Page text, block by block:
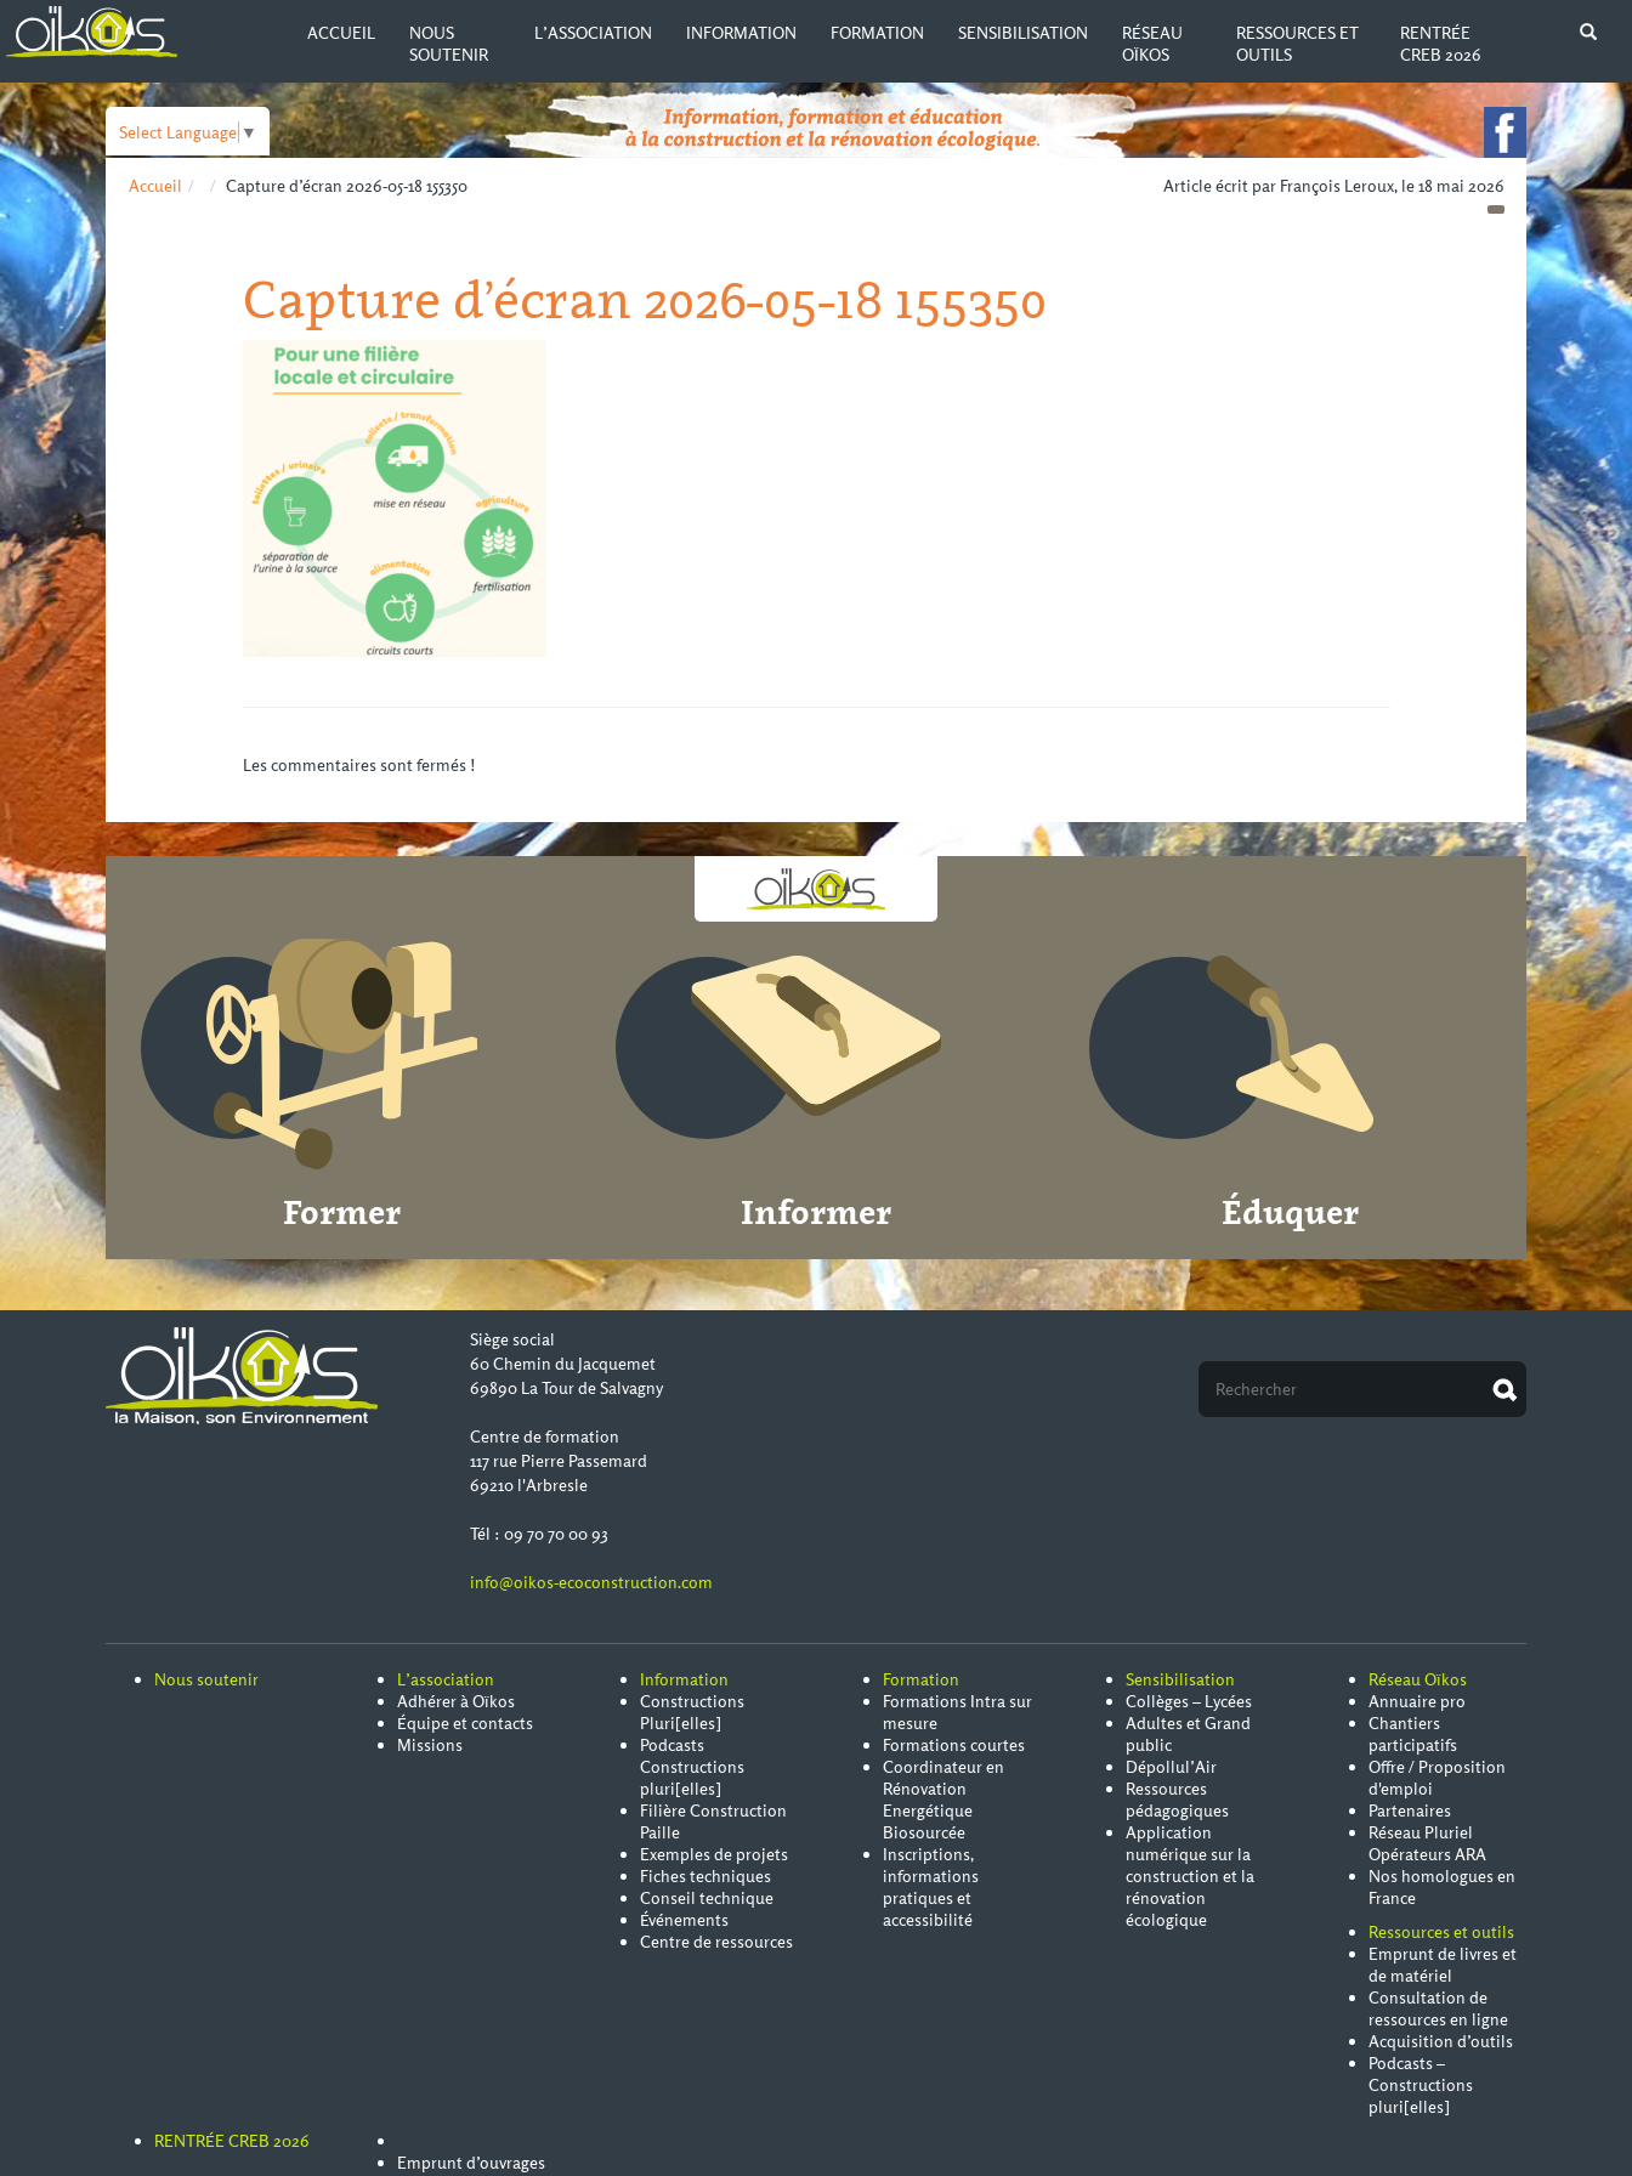
ACCUEIL
NOUS
SOUTENIR
L’ASSOCIATION INFORMATION FORMATION SENSIBILISATION
RÉSEAU
OÏKOS
RESSOURCES ET
OUTILS
RENTRÉE
CREB 2026
Select Language ▼
Accueil Capture d’écran 2026-05-18 155350 Article écrit par François Leroux, le 18 mai 2026
Capture d’écran 2026-05-18 155350
Les commentaires sont fermés !
Former Informer Éduquer
Siège social
60 Chemin du Jacquemet
69890 La Tour de Salvagny
Centre de formation
117 rue Pierre Passemard
69210 l'Arbresle
Tél : 09 70 70 00 93
info@oikos-ecoconstruction.com
Nous soutenir
L’association
Adhérer à Oïkos
Équipe et contacts
Missions
Information
Constructions
Pluri[elles]
Podcasts
Constructions
pluri[elles]
Filière Construction
Paille
Exemples de projets
Fiches techniques
Conseil technique
Événements
Centre de ressources
Formation
Formations Intra sur
mesure
Formations courtes
Coordinateur en
Rénovation
Energétique
Biosourcée
Inscriptions,
informations
pratiques et
accessibilité
Sensibilisation
Collèges – Lycées
Adultes et Grand
public
Dépollul’Air
Ressources
pédagogiques
Application
numérique sur la
construction et la
rénovation
écologique
Réseau Oïkos
Annuaire pro
Chantiers
participatifs
Offre / Proposition
d'emploi
Partenaires
Réseau Pluriel
Opérateurs ARA
Nos homologues en
France
Ressources et outils
Emprunt de livres et
de matériel
Consultation de
ressources en ligne
Acquisition d’outils
Podcasts –
Constructions
pluri[elles]
RENTRÉE CREB 2026
Emprunt d’ouvrages